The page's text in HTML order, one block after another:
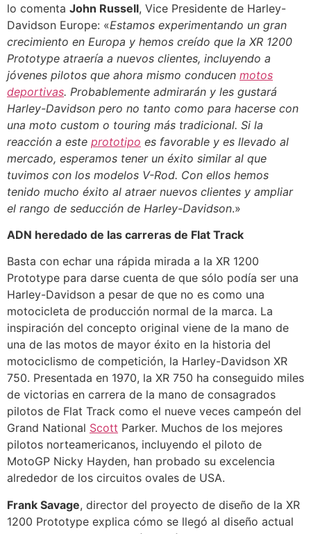
lo comenta John Russell, Vice Presidente de Harley-
Davidson Europe: «Estamos experimentando un gran
crecimiento en Europa y hemos creído que la XR 1200
Prototype atraería a nuevos clientes, incluyendo a
jóvenes pilotos que ahora mismo conducen motos
deportivas. Probablemente admirarán y les gustará
Harley-Davidson pero no tanto como para hacerse con
una moto custom o touring más tradicional. Si la
reacción a este prototipo es favorable y es llevado al
mercado, esperamos tener un éxito similar al que
tuvimos con los modelos V-Rod. Con ellos hemos
tenido mucho éxito al atraer nuevos clientes y ampliar
el rango de seducción de Harley-Davidson.»
ADN heredado de las carreras de Flat Track
Basta con echar una rápida mirada a la XR 1200
Prototype para darse cuenta de que sólo podía ser una
Harley-Davidson a pesar de que no es como una
motocicleta de producción normal de la marca. La
inspiración del concepto original viene de la mano de
una de las motos de mayor éxito en la historia del
motociclismo de competición, la Harley-Davidson XR
750. Presentada en 1970, la XR 750 ha conseguido miles
de victorias en carrera de la mano de consagrados
pilotos de Flat Track como el nueve veces campeón del
Grand National Scott Parker. Muchos de los mejores
pilotos norteamericanos, incluyendo el piloto de
MotoGP Nicky Hayden, han probado su excelencia
alrededor de los circuitos ovales de USA.
Frank Savage, director del proyecto de diseño de la XR
1200 Prototype explica cómo se llegó al diseño actual